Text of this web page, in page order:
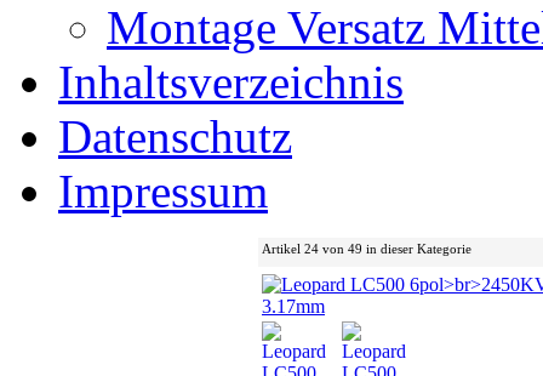
Montage Versatz
Inhaltsverzeichnis
Datenschutz
Impressum
Artikel 24 von 49 in dieser Kategorie